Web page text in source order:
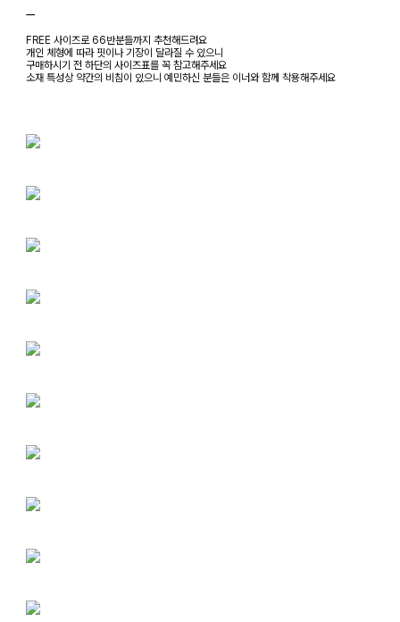
ㅡ
FREE 사이즈로 66반분들까지 추천해드려요
개인 체형에 따라 핏이나 기장이 달라질 수 있으니
구매하시기 전 하단의 사이즈표를 꼭 참고해주세요
소재 특성상 약간의 비침이 있으니 예민하신 분들은 이너와 함께 착용해주세요